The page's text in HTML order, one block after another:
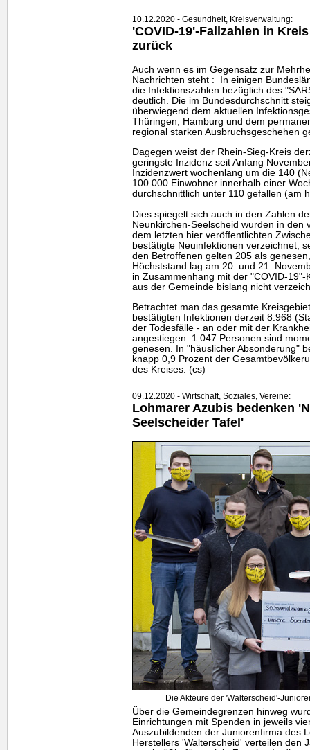
10.12.2020 - Gesundheit, Kreisverwaltung:
'COVID-19'-Fallzahlen in
zurück
Auch wenn es im Gegensatz zur
Nachrichten steht : In einigen
die Infektionszahlen bezüglich des
deutlich. Die im Bundesdurchschnitt
überwiegend dem aktuellen
Thüringen, Hamburg und dem
regional starken Ausbruchsgeschehen
Dagegen weist der Rhein-Sieg-Kreis
geringste Inzidenz seit Anfang
Inzidenzwert wochenlang um die 140
100.000 Einwohner innerhalb einer
durchschnittlich unter 110 gefallen (am
Dies spiegelt sich auch in den Zahlen
Neunkirchen-Seelscheid wurden in den
dem letzten hier veröffentlichten
bestätigte Neuinfektionen verzeichnet,
den Betroffenen gelten 205 als
Höchststand lag am 20. und 21.
in Zusammenhang mit der "COVID-
aus der Gemeinde bislang nicht
Betrachtet man das gesamte
bestätigten Infektionen derzeit 8.968
der Todesfälle - an oder mit der
angestiegen. 1.047 Personen sind
genesen. In "häuslicher Absonderung"
knapp 0,9 Prozent der
des Kreises. (cs)
09.12.2020 - Wirtschaft, Soziales, Vereine:
Lohmarer Azubis bedenken
Seelscheider Tafel'
Die Akteure der 'Walterscheid'-
Über die Gemeindegrenzen hinweg
Einrichtungen mit Spenden in jeweils
Auszubildenden der Juniorenfirma des
Herstellers 'Walterscheid' verteilen den